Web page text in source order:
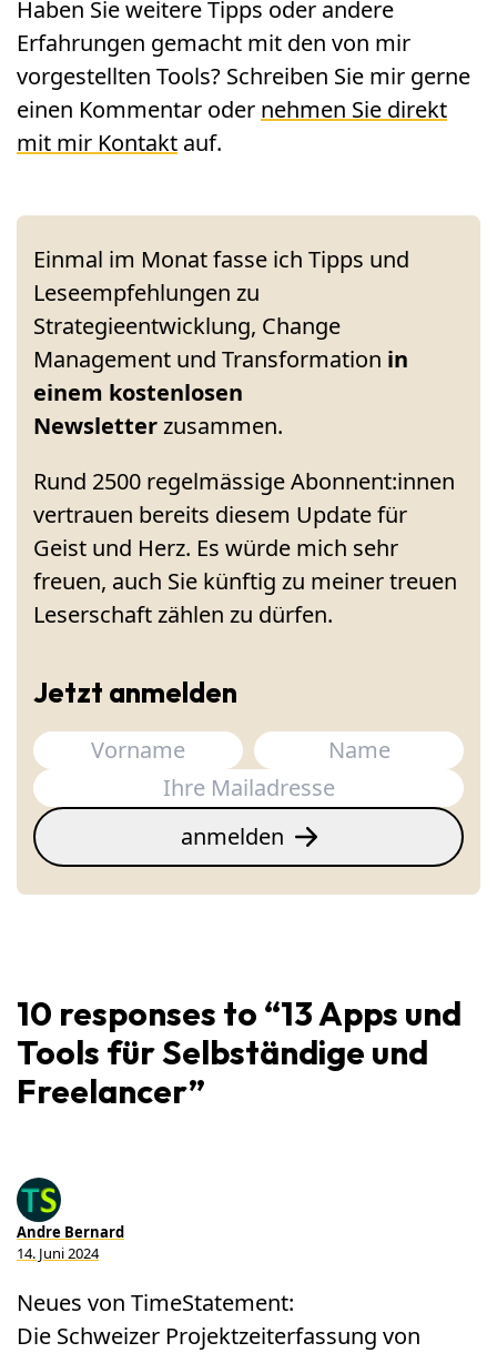
Haben Sie weitere Tipps oder andere
Erfahrungen gemacht mit den von mir
vorgestellten Tools? Schreiben Sie mir gerne
einen Kommentar oder nehmen Sie direkt
mit mir Kontakt auf.
Einmal im Monat fasse ich Tipps und
Leseempfehlungen zu
Strategieentwicklung, Change
Management und Transformation in
einem kostenlosen
Newsletterzusammen.
Rund 2500 regelmässige Abonnent:innen
vertrauen bereits diesem Update für
Geist und Herz. Es würde mich sehr
freuen, auch Sie künftig zu meiner treuen
Leserschaft zählen zu dürfen.
Jetzt anmelden
Name(erforderlich)
Vorname
Nachname
E-Mail
(erforderlich)
anmelden
10 responses to “13 Apps und
Tools für Selbständige und
Freelancer”
Andre Bernard
14. Juni 2024
Neues von TimeStatement:
Die Schweizer Projektzeiterfassung von